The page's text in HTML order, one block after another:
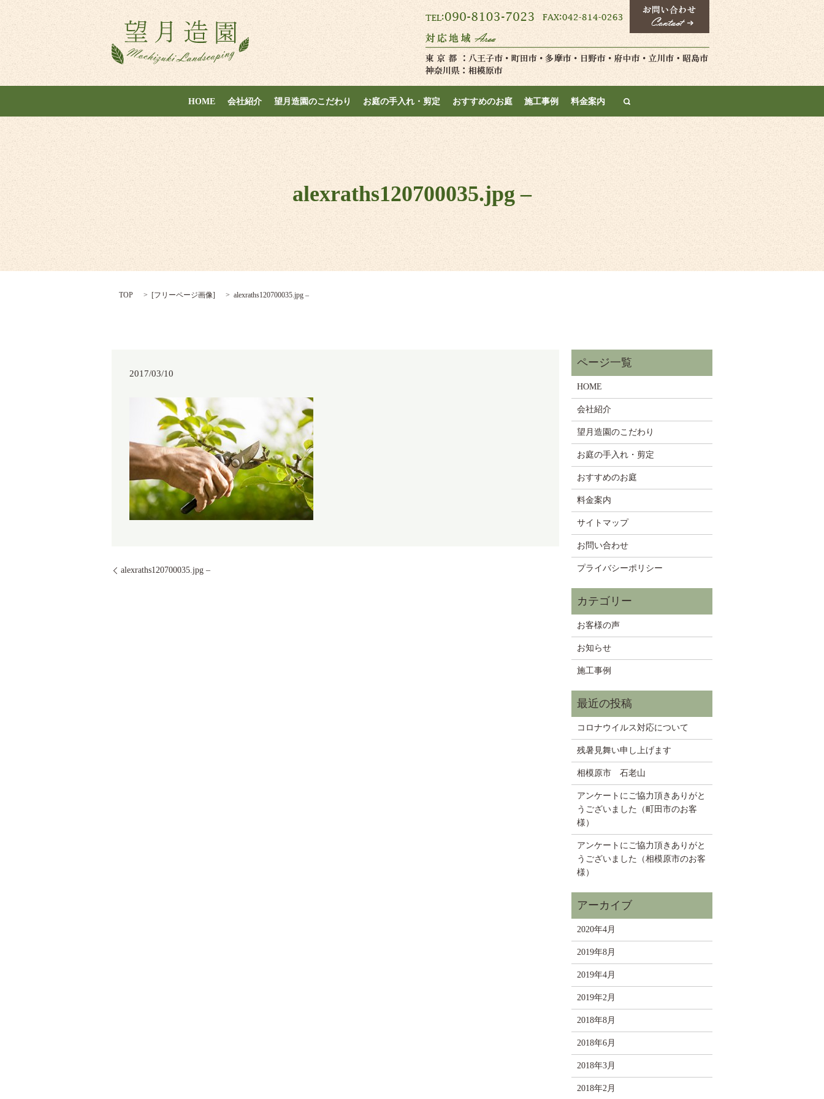
HOME 会社紹介 望月造園のこだわり お庭の手入れ・剪定 おすすめのお庭 施工事例 料金案内
alexraths120700035.jpg –
TOP [フリーページ画像] alexraths120700035.jpg –
2017/03/10
alexraths120700035.jpg –
HOME
会社紹介
望月造園のこだわり
お庭の手入れ・剪定
おすすめのお庭
料金案内
サイトマップ
お問い合わせ
プライバシーポリシー
お客様の声
お知らせ
施工事例
コロナウイルス対応について
残暑見舞い申し上げます
相模原市 石老山
アンケートにご協力頂きありがと
うございました（町田市のお客
様）
アンケートにご協力頂きありがと
うございました（相模原市のお客
様）
2020年4月
2019年8月
2019年4月
2019年2月
2018年8月
2018年6月
2018年3月
2018年2月